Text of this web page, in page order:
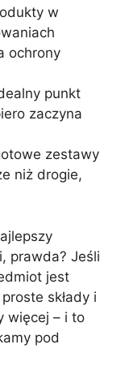
w
ochrony
punkt
zaczyna
zestawy
niż drogie,
prawda? Jeśli
jest
składy i
więcej – i to
pod